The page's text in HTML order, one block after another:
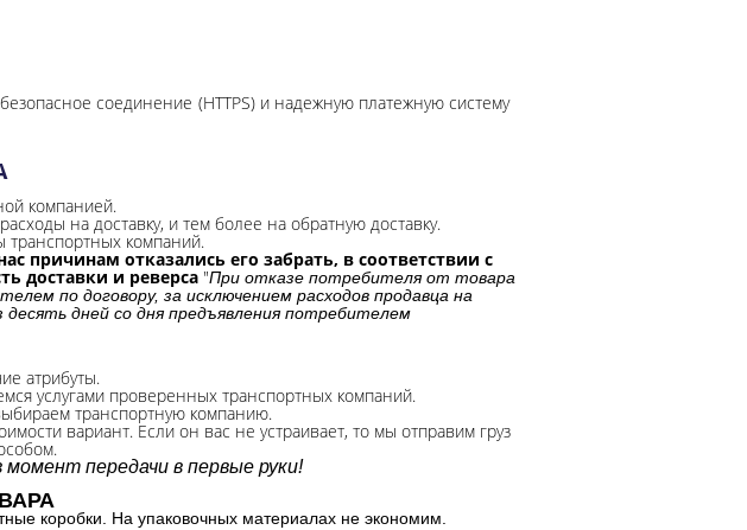
соединение (HTTPS) и надежную платежную систему
компанией.
на доставку, и тем более на обратную доставку.
транспортных компаний.
причинам отказались его забрать, в соответствии с
доставки и реверса "При отказе потребителя от товара
по договору, за исключением расходов продавца на
дней со дня предъявления потребителем
атрибуты.
услугами проверенных транспортных компаний.
транспортную компанию.
вариант. Если он вас не устраивает, то мы отправим груз
передачи в первые руки!
коробки. На упаковочных материалах не экономим.